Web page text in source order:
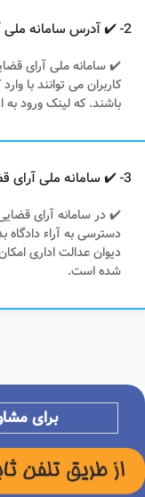
2- ✔️ آدرس سامانه ملی آرای قضایی چیست؟
کاربران می توانند با
باشند. که لینک ورود
3- ✔️ سامانه ملی آرای قضایی چه امکاناتی دارد؟
✔️ در سامانه آرای
دسترسی به آراء دادگاه
دیوان عدالت اداری
شده است.
برای